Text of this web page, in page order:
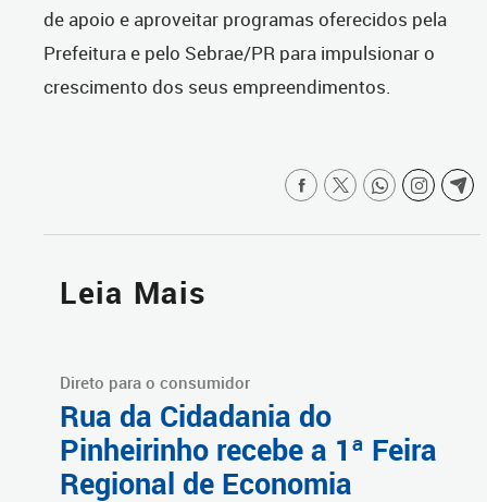
de apoio e aproveitar programas oferecidos pela
Prefeitura e pelo Sebrae/PR para impulsionar o
crescimento dos seus empreendimentos.
Leia Mais
Direto para o consumidor
Rua da Cidadania do
Pinheirinho recebe a 1ª Feira
Regional de Economia